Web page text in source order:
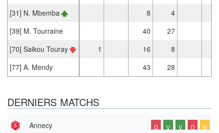
[31] N. Mbemba
8
4
[39] M. Tourraine
40
27
[70] Saikou Touray
1 16
8
[77] A. Mendy
43 28
DERNIERS MATCHS
Annecy D V V D N